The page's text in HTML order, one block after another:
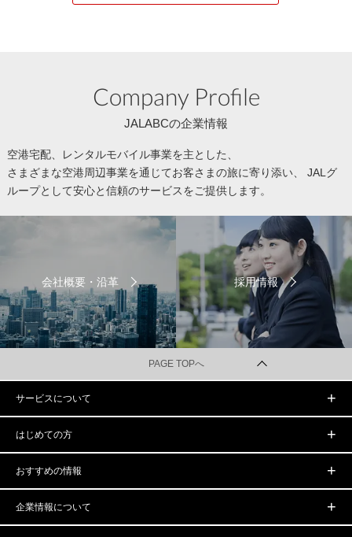
Company Profile
JALABCの企業情報
空港宅配、レンタルモバイル事業を主とした、
さまざまな空港周辺事業を通じてお客さまの旅に寄り添い、
JALグ
ループとして安心と信頼のサービスをご提供します。
会社概要・沿革 採用情報
PAGE TOPへ
サービスについて
はじめての方
おすすめの情報
企業情報について